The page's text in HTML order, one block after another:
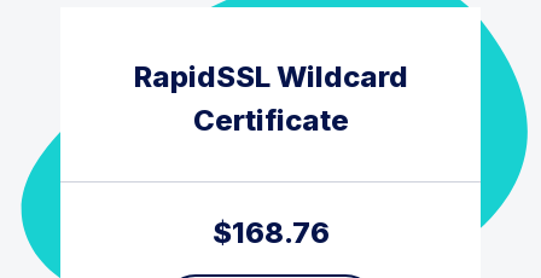
RapidSSL Wildcard
Certificate
$168.76